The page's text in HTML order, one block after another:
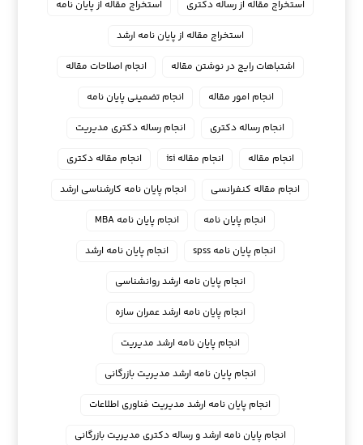
استخراج مقاله از رساله دکتری
استخراج مقاله از پایان نامه
استخراج مقاله از پایان نامه ارشد
اشتباهات رایج در نوشتن مقاله
انجام اصلاحات مقاله
انجام امور مقاله
انجام تضمینی پایان نامه
انجام رساله دکتری
انجام رساله دکتری مدیریت
انجام مقاله
انجام مقاله isi
انجام مقاله دکتری
انجام مقاله کنفرانسی
انجام پايان نامه كارشناسي ارشد
انجام پایان نامه
انجام پایان نامه MBA
انجام پایان نامه spss
انجام پایان نامه ارشد
انجام پایان نامه ارشد روانشناسی
انجام پایان نامه ارشد عمران سازه
انجام پایان نامه ارشد مدیریت
انجام پایان نامه ارشد مدیریت بازرگانی
انجام پایان نامه ارشد مدیریت فناوری اطلاعات
انجام پایان نامه ارشد و رساله دکتری مدیریت بازرگانی